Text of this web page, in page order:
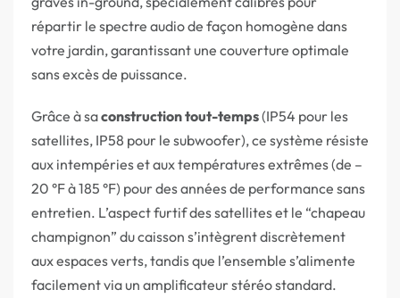
répartir le spectre audio de façon homogène dans
votre jardin, garantissant une couverture optimale
sans excès de puissance.
Grâce à saconstruction tout-temps(IP54 pour les
satellites, IP58 pour le subwoofer), ce système résiste
aux intempéries et aux températures extrêmes (de –
20 °F à 185 °F) pour des années de performance sans
entretien. L’aspect furtif des satellites et le “chapeau
champignon” du caisson s’intègrent discrètement
aux espaces verts, tandis que l’ensemble s’alimente
facilement via un amplificateur stéréo standard.